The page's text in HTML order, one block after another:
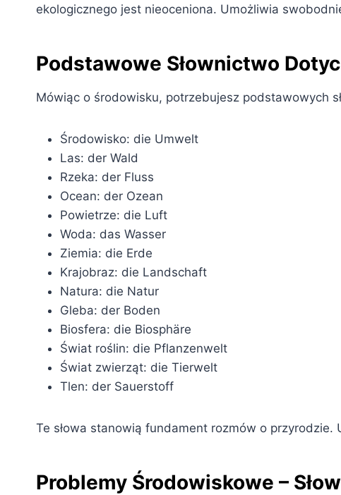
ekologicznego jest nieoceniona. Umożliwia
Podstawowe Słownictwo
Mówiąc o środowisku, potrzebujesz podstawowych
Środowisko: die Umwelt
Las: der Wald
Rzeka: der Fluss
Ocean: der Ozean
Powietrze: die Luft
Woda: das Wasser
Ziemia: die Erde
Krajobraz: die Landschaft
Natura: die Natur
Gleba: der Boden
Biosfera: die Biosphäre
Świat roślin: die Pflanzenwelt
Świat zwierząt: die Tierwelt
Tlen: der Sauerstoff
Te słowa stanowią fundament rozmów o przyrodzie.
Problemy Środowiskowe –